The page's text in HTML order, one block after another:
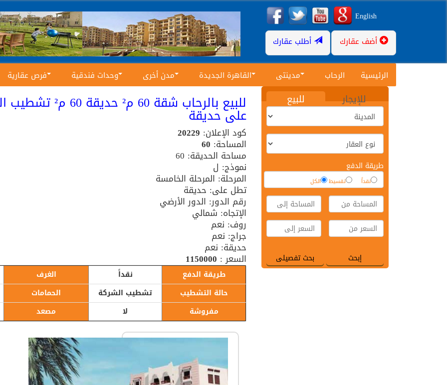
English
أضف عقارك أطلب عقارك
الرئيسية الرحاب مدينتى القاهرة الجديدة مدن أخرى وحدات فندقية فرص عقارية
للبيع للإيجار
طريقة الدفع
نقداً تقسيط الكل
للبيع بالرحاب شقة 60
على حديقة
كود الإعلان: 20229
المساحة: 60
مساحة الحديقة: 60
نموذج: ل
المرحلة: المرحلة الخامسة
تطل على: حديقة
رقم الدور: الدور الأرضي
الإتجاه: شمالي
روف: نعم
جراج: نعم
حديقة: نعم
السعر : 1150000
طريقة الدفع نقداً الغرف
حالة التشطيب
تشطيب الشركة الحمامات
مفروشة
لا مصعد